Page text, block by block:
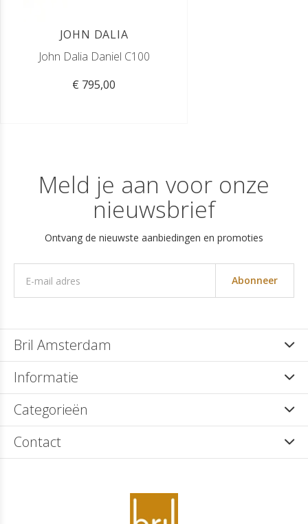
JOHN DALIA
John Dalia Daniel C100
€ 795,00
Meld je aan voor onze
nieuwsbrief
Ontvang de nieuwste aanbiedingen en promoties
Abonneer
Bril Amsterdam
Informatie
Categorieën
Contact